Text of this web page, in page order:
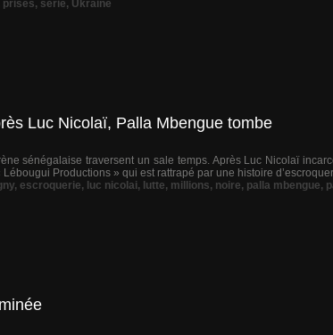
prises, série, Ukraine
Luc Nicolaï, Palla Mbengue tombe
sénégalaise traversent un sale temps. Après Luc Nicolaï
Lébougui Productions » qui est rattrapé par une histoire
, escroquerie, luc nicolai, lutte, millions, noire, palla mbengue,